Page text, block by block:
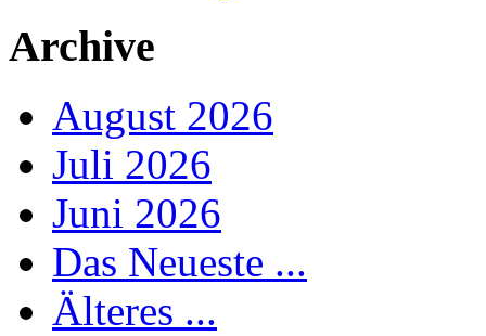
Archive
August 2026
Juli 2026
Juni 2026
Das Neueste ...
Älteres ...